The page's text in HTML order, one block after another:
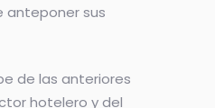
anteponer sus
de las anteriores
hotelero y del